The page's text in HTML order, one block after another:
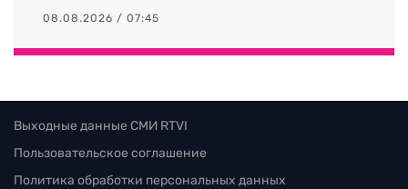
08.08.2026 / 07:45
Выходные данные СМИ RTVI
Пользовательское соглашение
Политика обработки персональных данных